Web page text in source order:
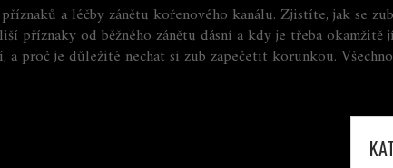
a léčby zánětu kořenového kanálu. Zjistíte, jak se
příznaky od běžného zánětu dásní a kdy je třeba
proč je důležité nechat si zub zapečetit korunkou.